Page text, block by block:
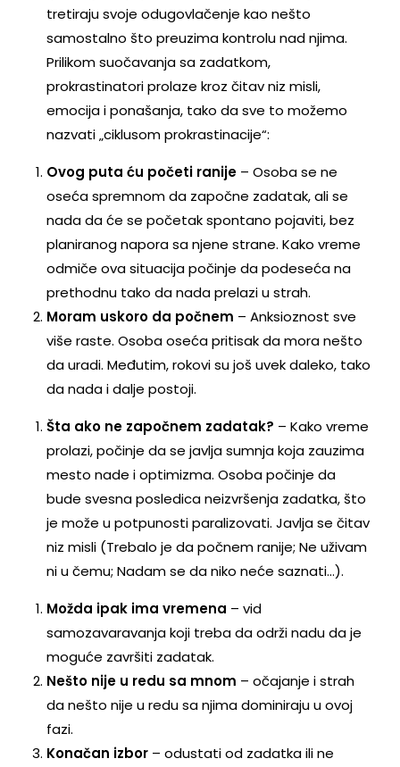
tretiraju svoje odugovlačenje kao nešto
samostalno što preuzima kontrolu nad njima.
Prilikom suočavanja sa zadatkom,
prokrastinatori prolaze kroz čitav niz misli,
emocija i ponašanja, tako da sve to možemo
nazvati „ciklusom prokrastinacije“:
Ovog puta ću početi ranije – Osoba se ne
oseća spremnom da započne zadatak, ali se
nada da će se početak spontano pojaviti, bez
planiranog napora sa njene strane. Kako vreme
odmiče ova situacija počinje da podeseća na
prethodnu tako da nada prelazi u strah.
Moram uskoro da počnem – Anksioznost sve
više raste. Osoba oseća pritisak da mora nešto
da uradi. Međutim, rokovi su još uvek daleko, tako
da nada i dalje postoji.
Šta ako ne započnem zadatak? – Kako vreme
prolazi, počinje da se javlja sumnja koja zauzima
mesto nade i optimizma. Osoba počinje da
bude svesna posledica neizvršenja zadatka, što
je može u potpunosti paralizovati. Javlja se čitav
niz misli (Trebalo je da počnem ranije; Ne uživam
ni u čemu; Nadam se da niko neće saznati…).
Možda ipak ima vremena – vid
samozavaravanja koji treba da održi nadu da je
moguće završiti zadatak.
Nešto nije u redu sa mnom – očajanje i strah
da nešto nije u redu sa njima dominiraju u ovoj
fazi.
Konačan izbor – odustati od zadatka ili ne